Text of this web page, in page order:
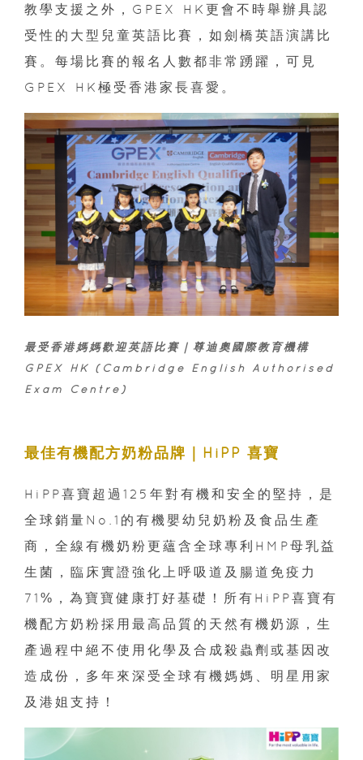
教學支援之外，GPEX HK更會不時舉辦具認
受性的大型兒童英語比賽，如劍橋英語演講比
賽。每場比賽的報名人數都非常踴躍，可見
GPEX HK極受香港家長喜愛。
最受香港媽媽歡迎英語比賽｜尊迪奧國際教育機構
GPEX HK (Cambridge English Authorised
Exam Centre)
最佳有機配方奶粉品牌｜ HiPP 喜寶
HiPP喜寶超過125年對有機和安全的堅持，是
全球銷量No.1的有機嬰幼兒奶粉及食品生產
商，全線有機奶粉更蘊含全球專利HMP母乳益
生菌，臨床實證強化上呼吸道及腸道免疫力
71%，為寶寶健康打好基礎！
所有HiPP喜寶有
機配方奶粉採用最高品質的天然有機奶源，生
產過程中絕不使用化學及合成殺蟲劑或基因改
造成份，多年來深受全球有機媽媽、明星用家
及港姐支持！